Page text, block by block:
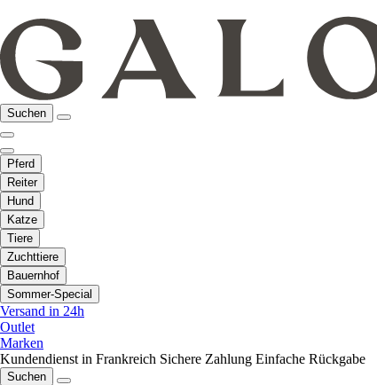
Suchen
Pferd
Reiter
Hund
Katze
Tiere
Zuchttiere
Bauernhof
Sommer-Special
Versand in 24h
Outlet
Marken
Kundendienst in Frankreich Sichere Zahlung Einfache Rückgabe
Suchen